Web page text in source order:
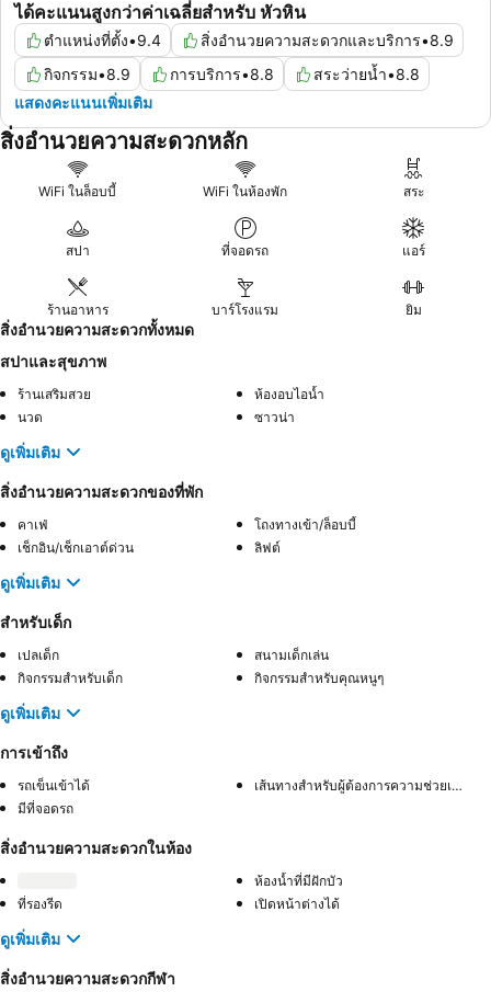
ได้คะแนนสูงกว่าค่าเฉลี่ยสำหรับ หัวหิน
ตำแหน่งที่ตั้ง•9.4 สิ่งอำนวยความสะดวกและบริการ•8.9
กิจกรรม•8.9 การบริการ•8.8 สระว่ายน้ำ•8.8
แสดงคะแนนเพิ่มเติม
สิ่งอำนวยความสะดวกหลัก
WiFi ในล็อบบี้ WiFi ในห้องพัก สระ
สปา ที่จอดรถ แอร์
ร้านอาหาร บาร์โรงแรม ยิม
สิ่งอำนวยความสะดวกทั้งหมด
สปาและสุขภาพ
ร้านเสริมสวย
ห้องอบไอน้ำ
นวด
ซาวน่า
ดูเพิ่มเติม
สิ่งอำนวยความสะดวกของที่พัก
คาเฟ่
โถงทางเข้า/ล็อบบี้
เช็กอิน/เช็กเอาต์ด่วน
ลิฟต์
ดูเพิ่มเติม
สำหรับเด็ก
เปลเด็ก
สนามเด็กเล่น
กิจกรรมสำหรับเด็ก
กิจกรรมสำหรับคุณหนูๆ
ดูเพิ่มเติม
การเข้าถึง
รถเข็นเข้าได้
เส้นทางสำหรับผู้ต้องการความช่วยเหลือพิเศษ
มีที่จอดรถ
สิ่งอำนวยความสะดวกในห้อง
ห้องน้ำที่มีฝักบัว
ที่รองรีด
เปิดหน้าต่างได้
ดูเพิ่มเติม
สิ่งอำนวยความสะดวกกีฬา